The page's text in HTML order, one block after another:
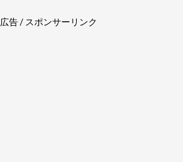
広告 / スポンサーリンク